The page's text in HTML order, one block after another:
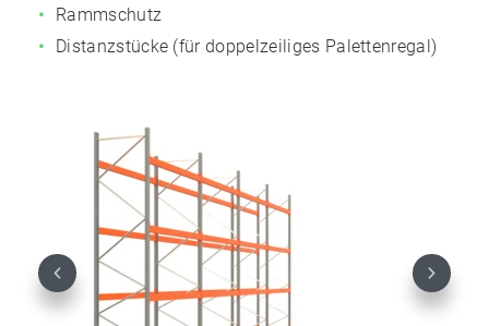
Rammschutz
Distanzstücke (für doppelzeiliges Palettenregal)
Previous Next